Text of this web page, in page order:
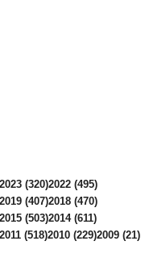
(320)2022 (495)
(407)2018 (470)
(503)2014 (611)
(518)2010 (229)2009 (21)